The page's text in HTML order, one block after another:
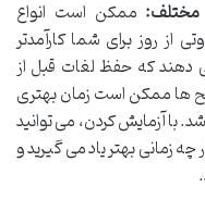
ممکن است انواع
روز برای شما کارآمدتر
دهند که حفظ لغات قبل از
ها ممکن است زمان بهتری
با آزمایش کردن، می توانید
زمانی بهتر یاد می گیرید و